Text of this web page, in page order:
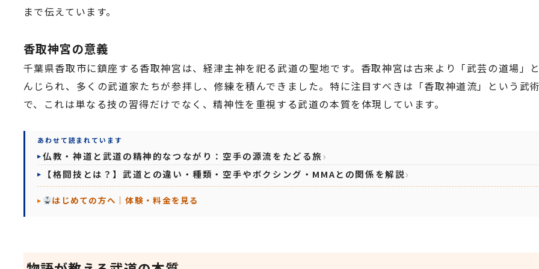
まで伝えています。
香取神宮の意義
千葉県香取市に鎮座する香取神宮は、経津主神を祀る武道の聖地です。香取神宮は古来より「武芸の道場」
んじられ、多くの武道家たちが参拝し、修練を積んできました。特に注目すべきは「香取神道流」という武
で、これは単なる技の習得だけでなく、精神性を重視する武道の本質を体現しています。
あわせて読まれています
仏教・神道と武道の精神的なつながり：空手の源流をたどる旅
【格闘技とは？】武道との違い・種類・空手やボクシング・MMAとの関係を解説
はじめての方へ｜体験・料金を見る